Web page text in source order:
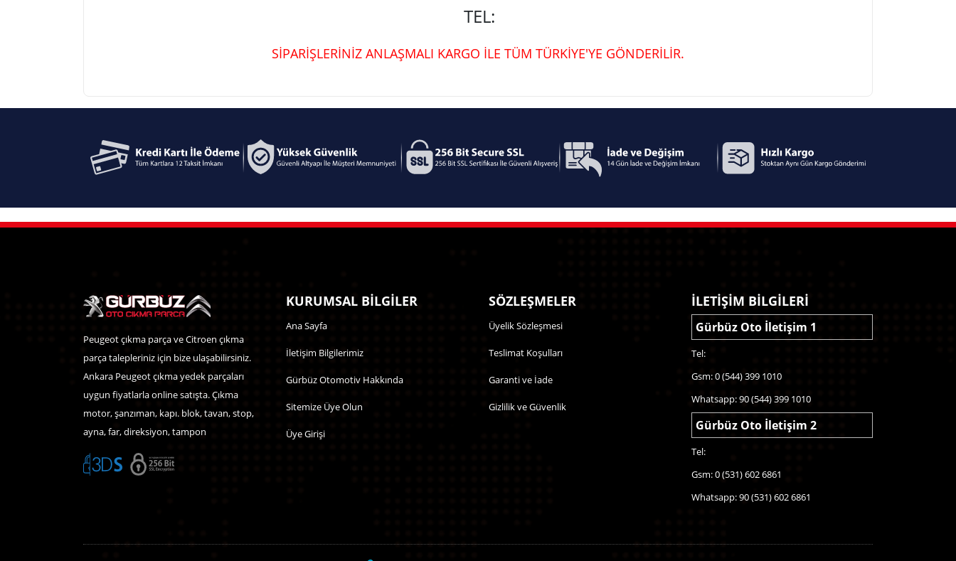
TEL:
SİPARİŞLERİNİZ ANLAŞMALI KARGO İLE TÜM TÜRKİYE'YE GÖNDERİLİR.
Peugeot çıkma parça ve Citroen çıkma
parça talepleriniz için bize ulaşabilirsiniz.
Ankara Peugeot çıkma yedek parçaları
uygun fiyatlarla online satışta. Çıkma
motor, şanzıman, kapı. blok, tavan, stop,
ayna, far, direksiyon, tampon
KURUMSAL BİLGİLER
Ana Sayfa
İletişim Bilgilerimiz
Gürbüz Otomotiv Hakkında
Sitemize Üye Olun
Üye Girişi
SÖZLEŞMELER
Üyelik Sözleşmesi
Teslimat Koşulları
Garanti ve İade
Gizlilik ve Güvenlik
İLETİŞİM BİLGİLERİ
Gürbüz Oto İletişim 1
Tel:
Gsm: 0 (544) 399 1010
Whatsapp: 90 (544) 399 1010
Gürbüz Oto İletişim 2
Tel:
Gsm: 0 (531) 602 6861
Whatsapp: 90 (531) 602 6861